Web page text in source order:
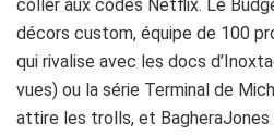
coller aux codes Netflix. Le
décors custom, équipe de 100
qui rivalise avec les docs
vues) ou la série Terminal de
attire les trolls, et BagheraJones